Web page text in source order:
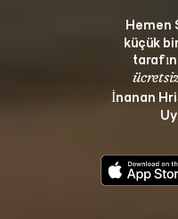
Hemen
küçük
İnanan